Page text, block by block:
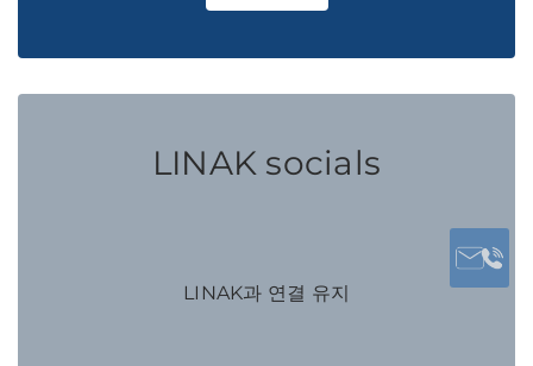
LINAK socials
LINAK과 연결 유지